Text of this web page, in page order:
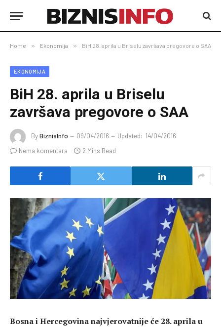
Home » Ekonomija » BiH 28. aprila u Briselu završava pregovore o SAA
EKONOMIJA
BiH 28. aprila u Briselu
završava pregovore o SAA
ByBiznisInfo 09/04/2016 Updated: 14/04/2016
Nema komentara
2 Mins Read
Bosna i Hercegovina najvjerovatnije će 28. aprila u